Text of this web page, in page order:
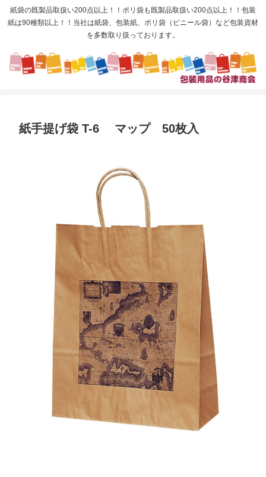
紙袋の既製品取扱い200点以上！！ポリ袋も既製品取扱い200点以上！！包装
紙は90種類以上！！当社は紙袋、包装紙、ポリ袋（ビニール袋）など包装資材
を多数取り扱っております。
紙手提げ袋 T-6 マップ 50枚入